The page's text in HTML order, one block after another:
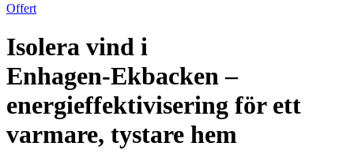
Offert
Isolera vind i
Enhagen‑Ekbacken –
energieffektivisering för ett
varmare, tystare hem